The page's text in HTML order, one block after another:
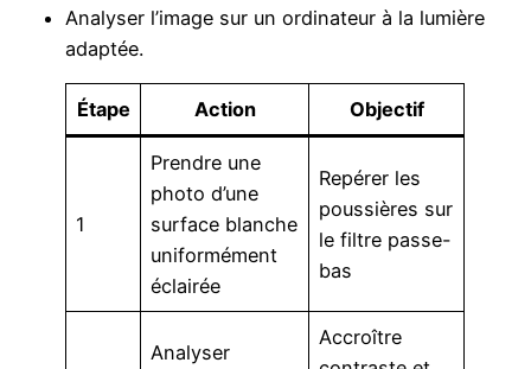
Analyser l’image sur un ordinateur à la lumière
adaptée.
Étape Action Objectif
1
Prendre une
photo d’une
surface blanche
uniformément
éclairée
Repérer les
poussières sur
le filtre passe-
bas
Analyser
Accroître